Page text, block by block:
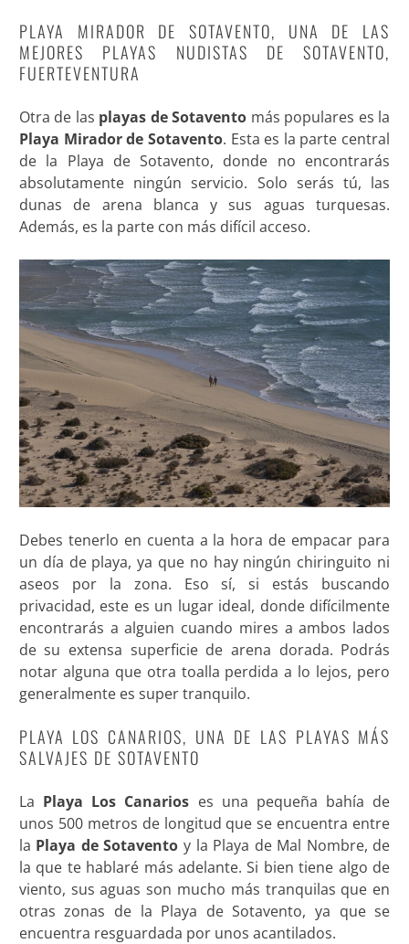
PLAYA MIRADOR DE SOTAVENTO, UNA DE LAS
MEJORES PLAYAS NUDISTAS DE SOTAVENTO,
FUERTEVENTURA
Otra de las playas de Sotavento más populares es la
Playa Mirador de Sotavento. Esta es la parte central
de la Playa de Sotavento, donde no encontrarás
absolutamente ningún servicio. Solo serás tú, las
dunas de arena blanca y sus aguas turquesas.
Además, es la parte con más difícil acceso.
Debes tenerlo en cuenta a la hora de empacar para
un día de playa, ya que no hay ningún chiringuito ni
aseos por la zona. Eso sí, si estás buscando
privacidad, este es un lugar ideal, donde difícilmente
encontrarás a alguien cuando mires a ambos lados
de su extensa superficie de arena dorada. Podrás
notar alguna que otra toalla perdida a lo lejos, pero
generalmente es super tranquilo.
PLAYA LOS CANARIOS, UNA DE LAS PLAYAS MÁS
SALVAJES DE SOTAVENTO
La Playa Los Canarios es una pequeña bahía de
unos 500 metros de longitud que se encuentra entre
la Playa de Sotavento y la Playa de Mal Nombre, de
la que te hablaré más adelante. Si bien tiene algo de
viento, sus aguas son mucho más tranquilas que en
otras zonas de la Playa de Sotavento, ya que se
encuentra resguardada por unos acantilados.